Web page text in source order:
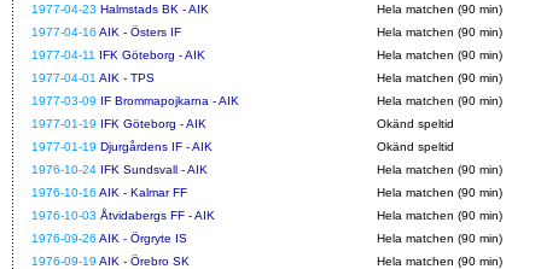
1977-04-23 Halmstads BK - AIK
Hela matchen (90 min)
1977-04-16 AIK - Östers IF
Hela matchen (90 min)
1977-04-11 IFK Göteborg - AIK
Hela matchen (90 min)
1977-04-01 AIK - TPS
Hela matchen (90 min)
1977-03-09 IF Brommapojkarna - AIK
Hela matchen (90 min)
1977-01-19 IFK Göteborg - AIK
Okänd speltid
1977-01-19 Djurgårdens IF - AIK
Okänd speltid
1976-10-24 IFK Sundsvall - AIK
Hela matchen (90 min)
1976-10-16 AIK - Kalmar FF
Hela matchen (90 min)
1976-10-03 Åtvidabergs FF - AIK
Hela matchen (90 min)
1976-09-26 AIK - Örgryte IS
Hela matchen (90 min)
1976-09-19 AIK - Örebro SK
Hela matchen (90 min)